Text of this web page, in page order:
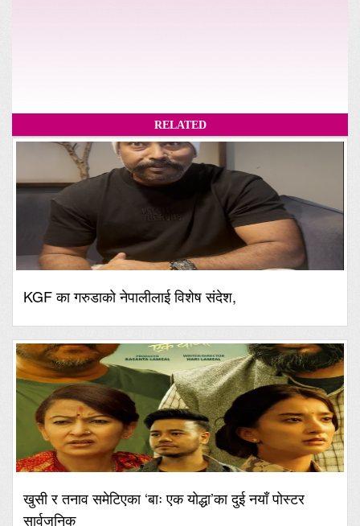
RELATED
KGF का गरुडाको नेपालीलाई विशेष संदेश,
खुसी र तनाव समेटिएका ‘बाः एक योद्धा’का दुई नयाँ पोस्टर
सार्वजनिक